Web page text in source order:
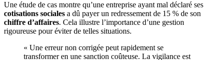
Une étude de cas montre qu’une entreprise ayant mal déclaré ses
cotisations sociales a dû payer un redressement de 15 % de son
chiffre d’affaires. Cela illustre l’importance d’une gestion
rigoureuse pour éviter de telles situations.
« Une erreur non corrigée peut rapidement se
transformer en une sanction coûteuse. La vigilance est